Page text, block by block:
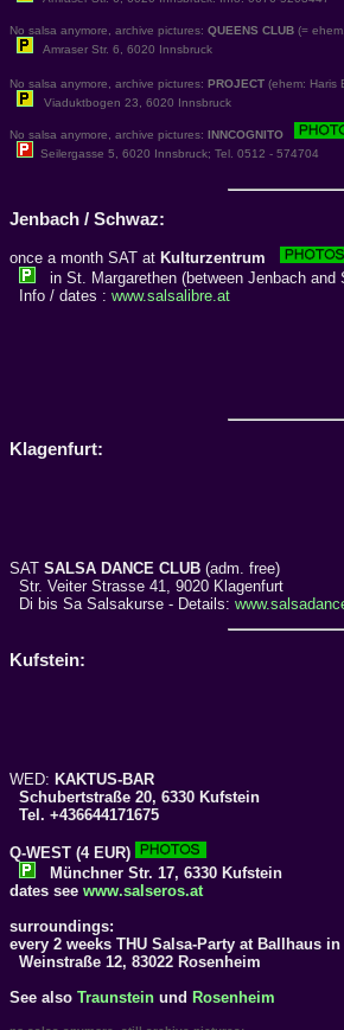
No salsa anymore, archive pictures: QUEENS CLUB (=
Amraser Str. 6, 6020 Innsbruck
No salsa anymore, archive pictures: PROJECT (ehem: Haris
Viaduktbogen 23, 6020 Innsbruck
No salsa anymore, archive pictures: INNCOGNITO
Seilergasse 5, 6020 Innsbruck; Tel. 0512 - 574704
Jenbach / Schwaz:
once a month SAT at Kulturzentrum
in St. Margarethen (between Jenbach and
Info / dates : www.salsalibre.at
Klagenfurt:
SAT SALSA DANCE CLUB (adm. free)
Str. Veiter Strasse 41, 9020 Klagenfurt
Di bis Sa Salsakurse - Details:
Kufstein:
WED: KAKTUS-BAR
Schubertstraße 20, 6330 Kufstein
Tel. +436644171675
Q-WEST (4 EUR)
Münchner Str. 17, 6330 Kufstein
dates see www.salseros.at
surroundings:
every 2 weeks THU Salsa-Party at Ballhaus
Weinstraße 12, 83022 Rosenheim
See also Traunstein und Rosenheim